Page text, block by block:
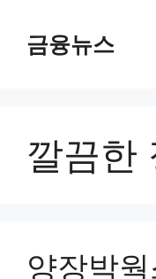
금융뉴스
깔끔한
양장박